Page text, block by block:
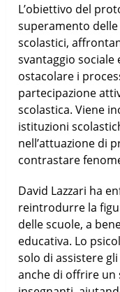
L’obiettivo del
superamento
scolastici,
svantaggio sociale
ostacolare i
partecipazione
scolastica. Viene
istituzioni
nell’attuazione di
contrastare
David Lazzari ha
reintrodurre la
delle scuole, a
educativa. Lo
solo di assistere
anche di offrire